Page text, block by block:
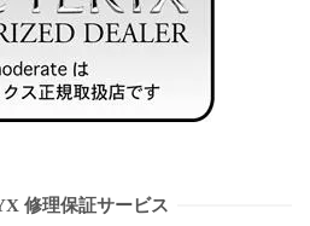
修理保証サービス